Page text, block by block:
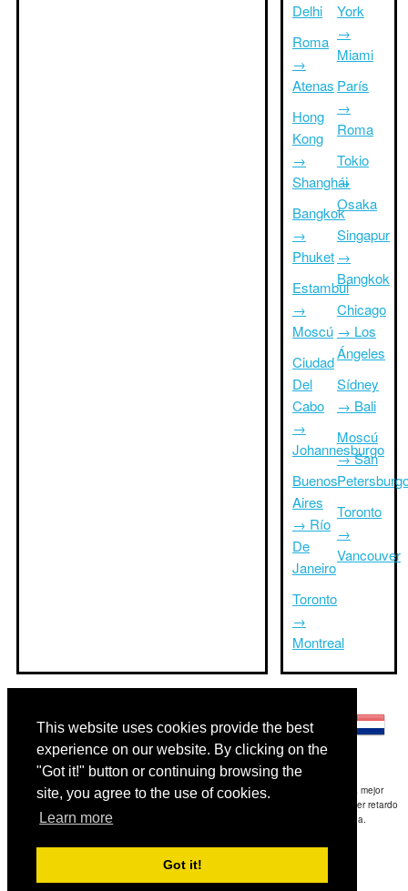
This website uses cookies provide the best
experience on our website. By clicking on the
"Got it!" button or continuing browsing the
site, you agree to the use of cookies.
Learn more
Got it!
Delhi
Roma
→
Atenas
Hong
Kong
→
Shanghái
Bangkok
→
Phuket
Estambul
→
Moscú
Ciudad
Del
Cabo
→
Johannesburgo
Buenos
Aires
→ Río
De
Janeiro
Toronto
→
Montreal
York
→
Miami
París
→
Roma
Tokio
→
Osaka
Singapur
→
Bangkok
Chicago
→ Los
Ángeles
Sídney
→ Bali
Moscú
→ San
Toronto
→
Vancouver
Exención de responsabilidad: La información mostrada en este sitio es nuestra mejor
estimación y sólo para su referencia.TripTimeTo.com no es responsable de cualquier retardo
de ida y / o consiguientes daños resultaron de la información proporcionada.
Copyright 2015-2026
Contact Usfor feedback.